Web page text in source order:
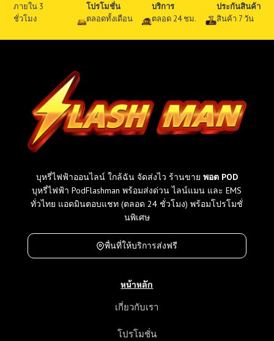
ภายใน 3
ชั่วโมง
โปรโมชั่น
ตลอดทั้งเดือน
บริการ
ตลอด 24 ชม.
ประกันสินค้า
สินค้า 7 วัน
บุหรี่ไฟฟ้าออนไลน์ ใกล้ฉัน จัดส่งไว ร้านขาย พอต POD
บุหรี่ไฟฟ้า PodFlashman พร้อมส่งด่วน ไลน์แมน และ EMS
ทั่วไทย แอดมินตอบแชท (ตลอด 24 ชั่วโมง) พร้อมโปรโมชั่
นพิเศษ
พื่นที่ให้บริการส่งฟรี
หน้าหลัก
เกี่ยวกับเรา
โปรโมชั่น